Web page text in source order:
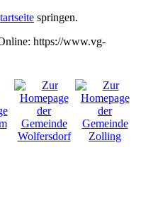
springen.
https://www.vg-